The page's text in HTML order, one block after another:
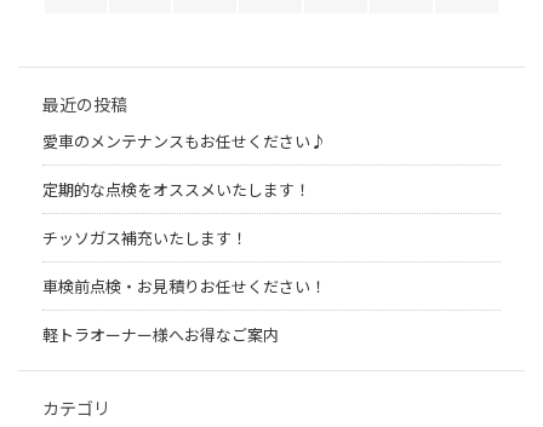
最近の投稿
愛車のメンテナンスもお任せください♪
定期的な点検をオススメいたします！
チッソガス補充いたします！
車検前点検・お見積りお任せください！
軽トラオーナー様へお得なご案内
カテゴリ